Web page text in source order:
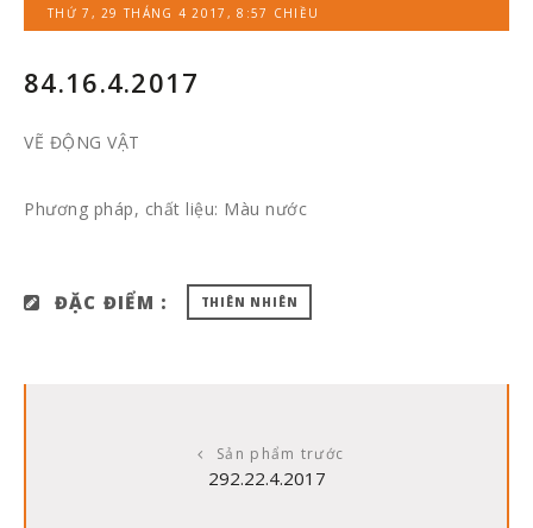
THỨ 7, 29 THÁNG 4 2017, 8:57 CHIỀU
84.16.4.2017
VẼ ĐỘNG VẬT
Phương pháp, chất liệu: Màu nước
ĐẶC ĐIỂM : THIÊN NHIÊN
Sản phẩm trước
292.22.4.2017